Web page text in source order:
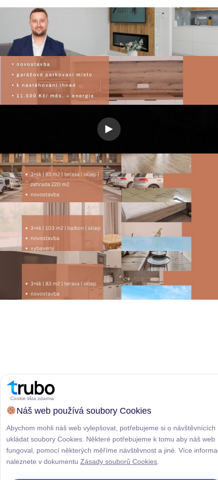
Cookie lišta zdarma
Náš web používá soubory Cookies
Abychom mohli náš web vylepšovat, potřebujeme si o návštěvnících
ukládat soubory Cookies. Některé potřebujeme k tomu aby náš web
fungoval, pomocí některých měříme návštěvnost a jiné. Více
naleznete v dokumentu Zásady souborů Cookies